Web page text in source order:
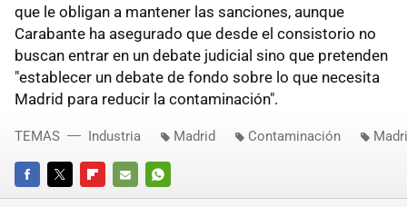
que le obligan a mantener las sanciones, aunque
Carabante ha asegurado que desde el consistorio no
buscan entrar en un debate judicial sino que pretenden
"establecer un debate de fondo sobre lo que necesita
Madrid para reducir la contaminación".
FACEBOOKTWITTERFLIPBOARD
E-
WHATSAPP
TEMAS Industria Madrid Contaminación